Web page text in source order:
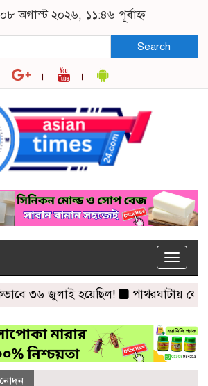
অগাস্ট ২০২৬, ১১:৪৬ পূর্বাহ্ন
Search
Toggle
৩৬ জুলাই হয়েছিল! পাথরঘাটায়